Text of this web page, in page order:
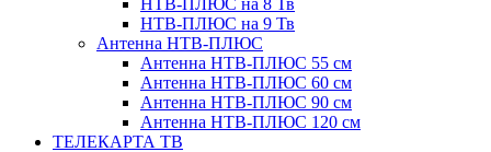
НТВ-ПЛЮС на 8 Тв
НТВ-ПЛЮС на 9 Тв
Антенна НТВ-ПЛЮС
Антенна НТВ-ПЛЮС 55 см
Антенна НТВ-ПЛЮС 60 см
Антенна НТВ-ПЛЮС 90 см
Антенна НТВ-ПЛЮС 120 см
ТЕЛЕКАРТА ТВ